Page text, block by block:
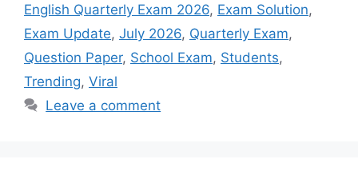
English Quarterly Exam 2026, Exam Solution,
Exam Update, July 2026, Quarterly Exam,
Question Paper, School Exam, Students,
Trending, Viral
Leave a comment